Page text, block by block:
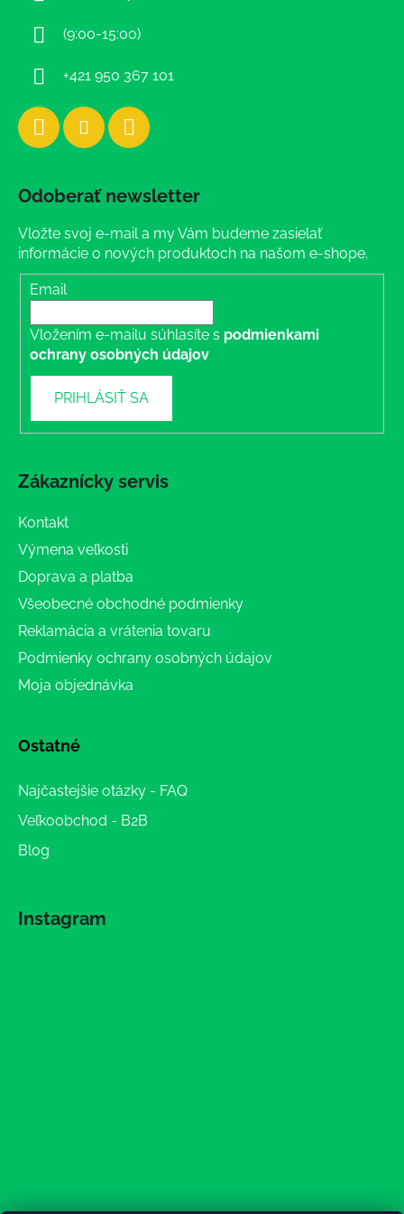
(9:00-15:00)
+421 950 367 101
Odoberať newsletter
Vložte svoj e-mail a my Vám budeme zasielať
informácie o nových produktoch na našom e-shope.
Email
Vložením e-mailu súhlasíte s podmienkami
ochrany osobných údajov
PRIHLÁSIŤ SA
Zákaznícky servis
Kontakt
Výmena veľkosti
Doprava a platba
Všeobecné obchodné podmienky
Reklamácia a vrátenia tovaru
Podmienky ochrany osobných údajov
Moja objednávka
Ostatné
Najčastejšie otázky - FAQ
Veľkoobchod - B2B
Blog
Instagram